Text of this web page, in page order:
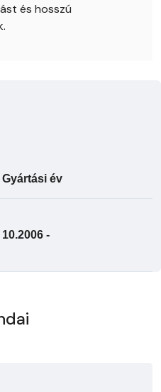
és hosszú
Gyártási év
10.2006 -